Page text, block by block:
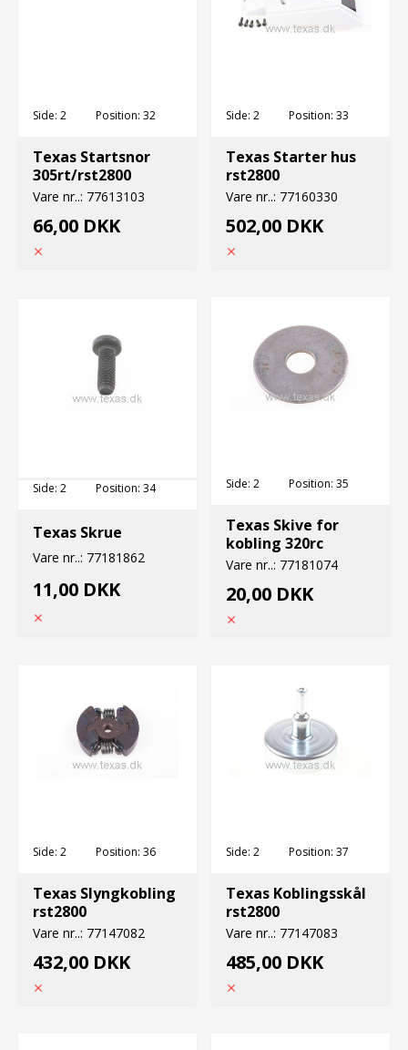
Side: 2 Position: 32
Texas Startsnor
305rt/rst2800
Vare nr..: 77613103
66,00 DKK
Side: 2 Position: 33
Texas Starter hus
rst2800
Vare nr..: 77160330
502,00 DKK
Side: 2 Position: 34
Texas Skrue
Vare nr..: 77181862
11,00 DKK
Side: 2 Position: 35
Texas Skive for
kobling 320rc
Vare nr..: 77181074
20,00 DKK
Side: 2 Position: 36
Texas Slyngkobling
rst2800
Vare nr..: 77147082
432,00 DKK
Side: 2 Position: 37
Texas Koblingsskål
rst2800
Vare nr..: 77147083
485,00 DKK